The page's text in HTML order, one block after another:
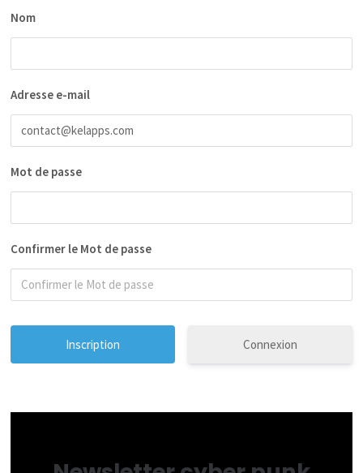
Nom
Adresse e-mail
Mot de passe
Confirmer le Mot de passe
Connexion